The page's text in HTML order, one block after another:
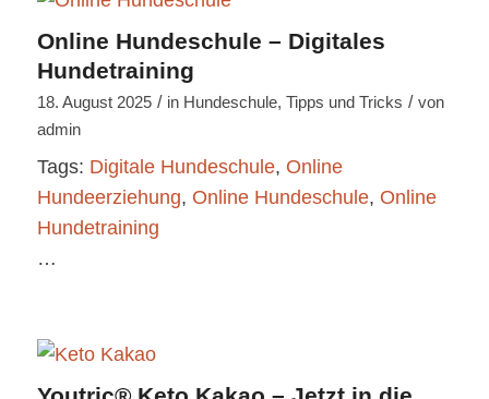
Online Hundeschule – Digitales
Hundetraining
18. August 2025 / in Hundeschule, Tipps und Tricks / von
admin
Tags: Digitale Hundeschule, Online
Hundeerziehung, Online Hundeschule, Online
Hundetraining
…